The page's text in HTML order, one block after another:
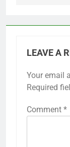
LEAVE A
Your email
Required
Comment *